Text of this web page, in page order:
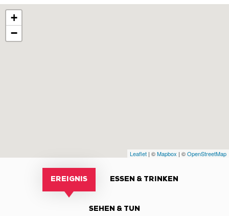
+
−
Leaflet | ©Mapbox | ©OpenStreetMap
EREIGNIS ESSEN & TRINKEN
SEHEN & TUN